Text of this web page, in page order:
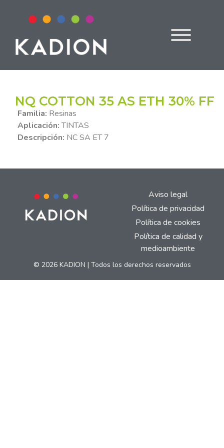
NQ COTTON 35 AS ETH 30% FF
Familia: Resinas
Aplicación:TINTAS
Descripción: NC SA ET 7
Aviso legal
Política de privacidad
Política de cookies
Política de calidad y
medioambiente
© 2026 KADION | Todos los derechos reservados